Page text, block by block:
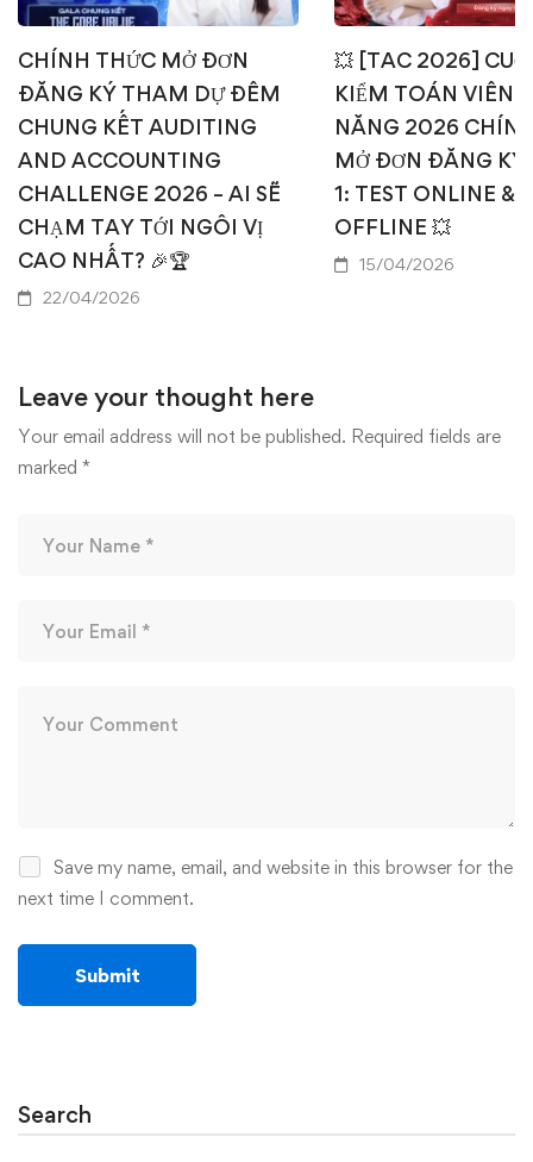
CHÍNH THỨC MỞ ĐƠN
ĐĂNG KÝ THAM DỰ ĐÊM
CHUNG KẾT AUDITING
AND ACCOUNTING
CHALLENGE 2026 – AI SẼ
CHẠM TAY TỚI NGÔI VỊ
CAO NHẤT? 🎉🏆
22/04/2026
💥 [TAC 2026]
KIỂM TOÁN VIÊN
NĂNG 2026
MỞ ĐƠN ĐĂNG KÝ
1: TEST ONLINE &
OFFLINE 💥
15/04/2026
Leave your thought here
Your email address will not be published. Required fields are
marked *
Save my name, email, and website in this browser for the
next time I comment.
Search